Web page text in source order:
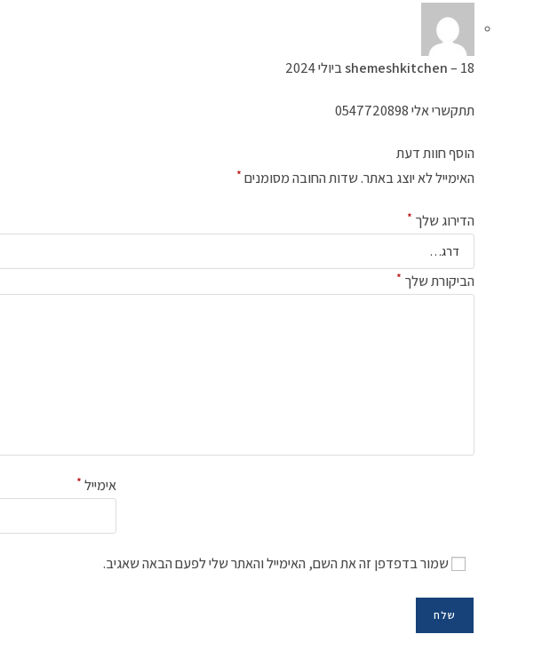
shemeshkitchen– 18 ביולי 2024
תתקשרי אלי 0547720898
הוסף חוות דעת
האימייל לא יוצג באתר.שדות החובה מסומנים *
הדירוג שלך *
הביקורת שלך *
אימייל *
שמור בדפדפן זה את השם, האימייל והאתר שלי לפעם הבאה שאגיב.